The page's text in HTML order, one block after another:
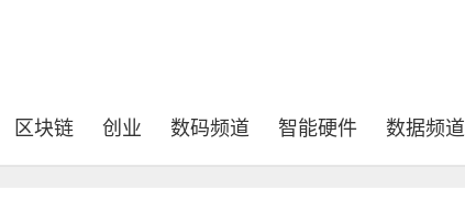
区块链 创业 数码频道 智能硬件 数据频道